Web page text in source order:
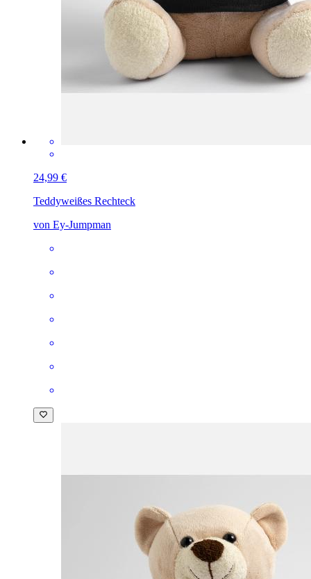
24,99 €
Teddyweißes Rechteck
von Ey-Jumpman